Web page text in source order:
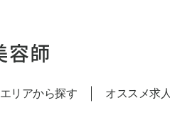
エリアから探す オススメ求人